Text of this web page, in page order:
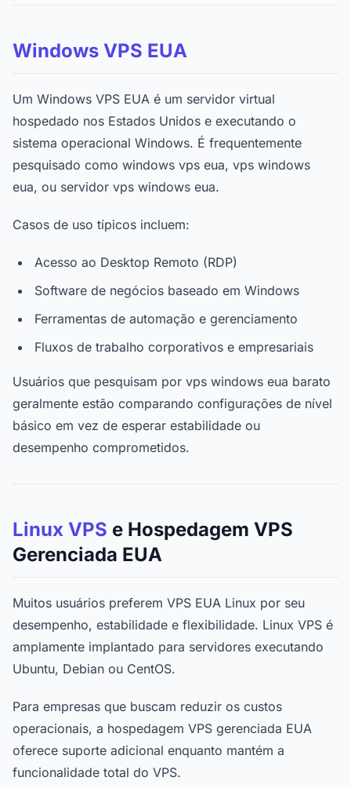
Windows VPS EUA
Um Windows VPS EUA é um servidor virtual
hospedado nos Estados Unidos e executando o
sistema operacional Windows. É frequentemente
pesquisado como windows vps eua, vps windows
eua, ou servidor vps windows eua.
Casos de uso típicos incluem:
Acesso ao Desktop Remoto (RDP)
Software de negócios baseado em Windows
Ferramentas de automação e gerenciamento
Fluxos de trabalho corporativos e empresariais
Usuários que pesquisam por vps windows eua barato
geralmente estão comparando configurações de nível
básico em vez de esperar estabilidade ou
desempenho comprometidos.
Linux VPS e Hospedagem VPS
Gerenciada EUA
Muitos usuários preferem VPS EUA Linux por seu
desempenho, estabilidade e flexibilidade. Linux VPS é
amplamente implantado para servidores executando
Ubuntu, Debian ou CentOS.
Para empresas que buscam reduzir os custos
operacionais, a hospedagem VPS gerenciada EUA
oferece suporte adicional enquanto mantém a
funcionalidade total do VPS.